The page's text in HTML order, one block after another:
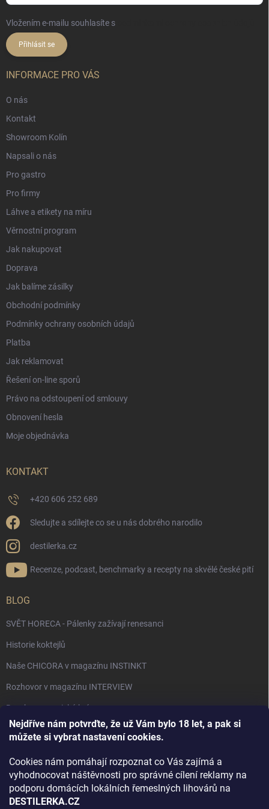
Nejdříve nám potvrďte, že už Vám bylo 18 let, a pak si
můžete si vybrat nastavení cookies.
Cookies nám pomáhají rozpoznat co Vás zajímá a
vyhodnocovat náštěvnosti pro správné cílení reklamy na
podporu domácích lokálních řemeslných lihovárů na
DESTILERKA.CZ
Vložením e-mailu souhlasíte s
Přihlásit se
INFORMACE PRO VÁS
O nás
Kontakt
Showroom Kolín
Napsali o nás
Pro gastro
Pro firmy
Láhve a etikety na míru
Věrnostní program
Jak nakupovat
Doprava
Jak balíme zásilky
Obchodní podmínky
Podmínky ochrany osobních údajů
Platba
Jak reklamovat
Řešení on-line sporů
Právo na odstoupení od smlouvy
Obnovení hesla
Moje objednávka
KONTAKT
+420 606 252 689
Sledujte a sdílejte co se u nás dobrého narodilo
destilerka.cz
Recenze, podcast, benchmarky a recepty na skvělé české pití
BLOG
SVĚT HORECA - Pálenky zažívají renesanci
Historie koktejlů
Naše CHICORA v magazínu INSTINKT
Rozhovor v magazínu INTERVIEW
Bourbon, americká krása.
Napsali v TÝDNU o naší práci
Rozhovor s DESTILERKA.CZ v magazínu DRINKING-CAT
Jak vybrat dárek na Vánoce